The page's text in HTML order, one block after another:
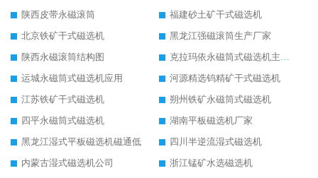
陕西皮带永磁滚筒
福建砂土矿干式磁选机
北京铁矿干式磁选机
黑龙江强磁滚筒生产厂家
陕西永磁滚筒结构图
克拉玛依永磁筒式磁选机主要技术参数
运城永磁筒式磁选机应用
河源精选钨精矿干式磁选机
江苏铁矿干式磁选机
朔州铁矿永磁筒式磁选机
四平永磁筒式磁选机
湖南平板磁选机厂家
黑龙江湿式平板磁选机磁通低
四川半逆流湿式磁选机
内蒙古湿式磁选机公司
浙江锰矿水选磁选机